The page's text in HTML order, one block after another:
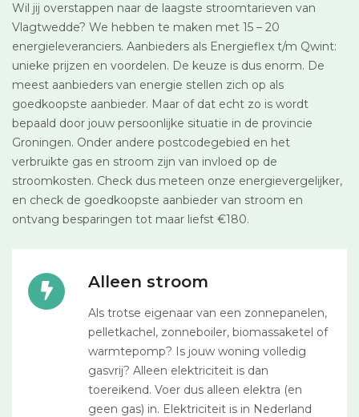
Wil jij overstappen naar de laagste stroomtarieven van
Vlagtwedde? We hebben te maken met 15 – 20
energieleveranciers. Aanbieders als Energieflex t/m Qwint:
unieke prijzen en voordelen. De keuze is dus enorm. De
meest aanbieders van energie stellen zich op als
goedkoopste aanbieder. Maar of dat echt zo is wordt
bepaald door jouw persoonlijke situatie in de provincie
Groningen. Onder andere postcodegebied en het
verbruikte gas en stroom zijn van invloed op de
stroomkosten. Check dus meteen onze energievergelijker,
en check de goedkoopste aanbieder van stroom en
ontvang besparingen tot maar liefst €180.
Alleen stroom
Als trotse eigenaar van een zonnepanelen,
pelletkachel, zonneboiler, biomassaketel of
warmtepomp? Is jouw woning volledig
gasvrij? Alleen elektriciteit is dan
toereikend. Voer dus alleen elektra (en
geen gas) in. Elektriciteit is in Nederland